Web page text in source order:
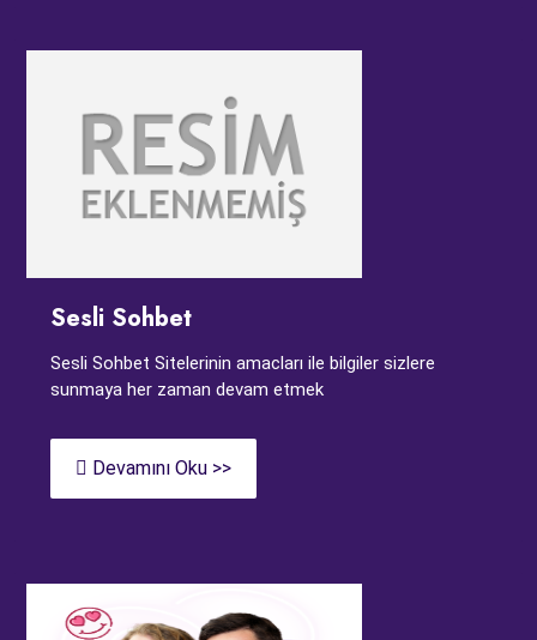
Sesli Sohbet
Sesli Sohbet Sitelerinin amacları ile bilgiler sizlere
sunmaya her zaman devam etmek
Devamını Oku >>